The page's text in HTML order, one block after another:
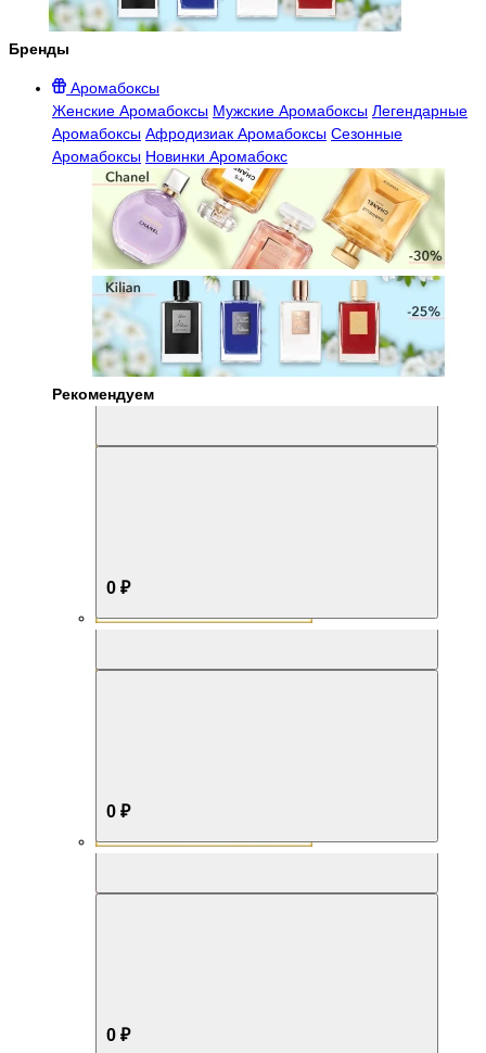
Бренды
Аромабоксы
Женские Аромабоксы Мужские Аромабоксы Легендарные
Аромабоксы Афродизиак Аромабоксы Сезонные
Аромабоксы Новинки Аромабокс
Рекомендуем
0 ₽
0 ₽
0 ₽